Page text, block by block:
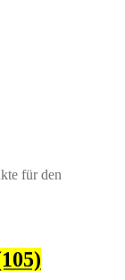
für den